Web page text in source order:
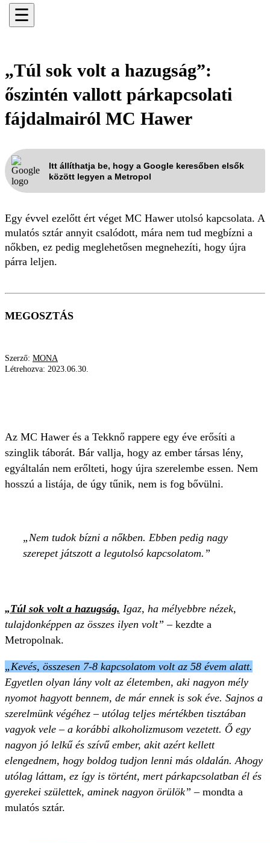
☰
„Túl sok volt a hazugság”:
őszintén vallott párkapcsolati
fájdalmairól MC Hawer
Itt állíthatja be, hogy a Google keresőben elsők
között legyen a Metropol
Egy évvel ezelőtt ért véget MC Hawer utolsó kapcsolata. A
mulatós sztár annyit csalódott, mára nem tud megbízni a
nőkben, ez pedig meglehetősen megnehezíti, hogy újra
párra leljen.
MEGOSZTÁS
Szerző: MONA
Létrehozva: 2023.06.30.
Az MC Hawer és a Tekknő rappere egy éve erősíti a
szinglik táborát. Bár vallja, hogy az ember társas lény,
egyáltalán nem erőlteti, hogy újra szerelembe essen. Nem
hosszú a listája, de úgy tűnik, nem is fog bővülni.
Nem tudok bízni a nőkben. Ebben pedig nagy
szerepet játszott a legutolsó kapcsolatom.
„Túl sok volt a hazugság. Igaz, ha mélyebbre nézek,
tulajdonképpen az összes ilyen volt” – kezdte a
Metropolnak.
„Kevés, összesen 7-8 kapcsolatom volt az 58 évem alatt.
Egyetlen olyan lány volt az életemben, aki nagyon mély
nyomot hagyott bennem, de már ennek is sok éve. Sajnos a
szerelmünk végéhez – utólag teljes mértékben tisztában
vagyok vele – a korábbi alkoholizmusom vezetett. Ő egy
nagyon jó lelkű és szívű ember, akit azért kellett
elengednem, hogy boldog tudjon lenni más oldalán. Ahogy
utólag láttam, ez így is történt, mert párkapcsolatban él és
gyerekei születtek, aminek nagyon örülök” – mondta a
mulatós sztár.